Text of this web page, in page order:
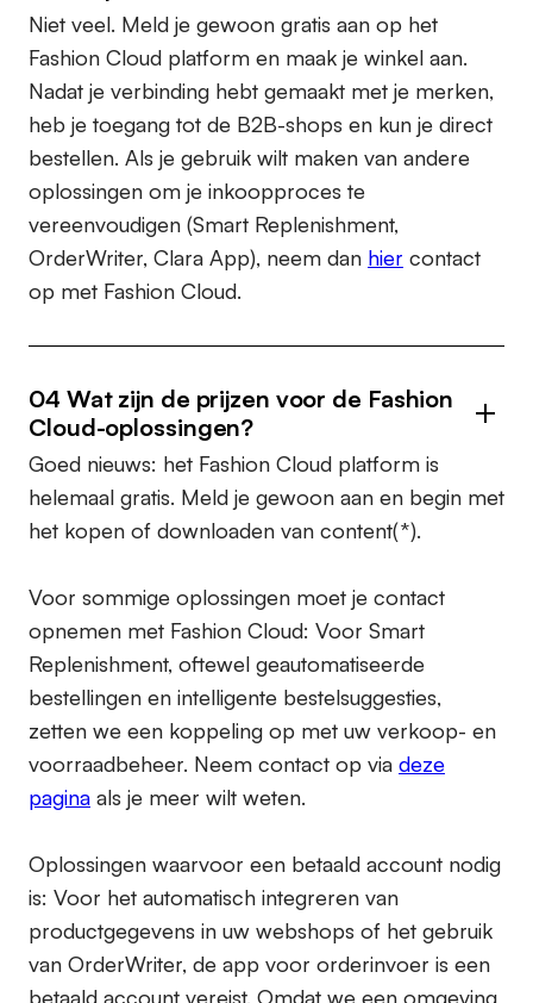
Niet veel. Meld je gewoon gratis aan op het
Fashion Cloud platform en maak je winkel aan.
Nadat je verbinding hebt gemaakt met je merken,
heb je toegang tot de B2B-shops en kun je direct
bestellen. Als je gebruik wilt maken van andere
oplossingen om je inkoopproces te
vereenvoudigen (Smart Replenishment,
OrderWriter, Clara App), neem dan hier contact
op met Fashion Cloud.
04 Wat zijn de prijzen voor de Fashion
Cloud-oplossingen?
Goed nieuws: het Fashion Cloud platform is
helemaal gratis. Meld je gewoon aan en begin met
het kopen of downloaden van content(*).
Voor sommige oplossingen moet je contact
opnemen met Fashion Cloud: Voor Smart
Replenishment, oftewel geautomatiseerde
bestellingen en intelligente bestelsuggesties,
zetten we een koppeling op met uw verkoop- en
voorraadbeheer. Neem contact op via deze
pagina als je meer wilt weten.
Oplossingen waarvoor een betaald account nodig
is: Voor het automatisch integreren van
productgegevens in uw webshops of het gebruik
van OrderWriter, de app voor orderinvoer is een
betaald account vereist. Omdat we een omgeving